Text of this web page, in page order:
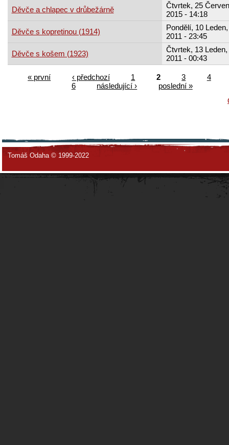
Děvče a chlapec v drůbežárně
Čtvrtek, 25
2015 - 14:18
Děvče s kopretinou (1914)
Pondělí, 10 Leden,
2011 - 23:45
Děvče s košem (1923)
Čtvrtek, 13 Leden,
2011 - 00:43
« první ‹ předchozí 1 2 3
4
6
následující ›
poslední »
Tomáš Odaha © 1999-2022